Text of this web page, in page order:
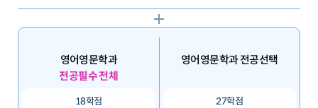
영어영문학과
전공필수 전체
18학점
영어영문학과 전공선택
27학점